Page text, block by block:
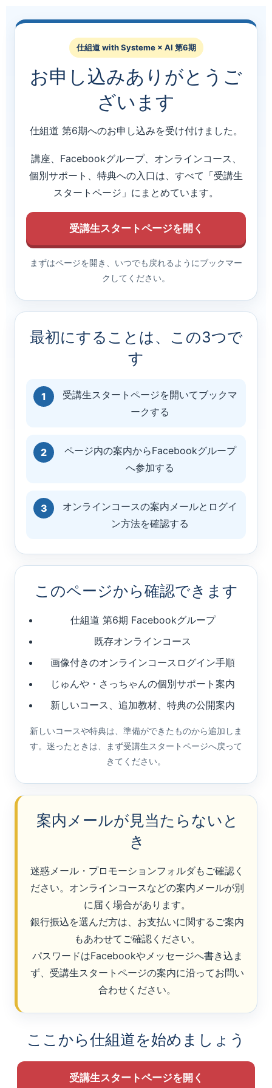
仕組道 with Systeme × AI 第6期
お申し込みありがとうご
ざいます
仕組道 第6期へのお申し込みを受け付けました。
講座、Facebookグループ、オンラインコース、
個別サポート、特典への入口は、すべて「受講生
スタートページ」にまとめています。
受講生スタートページを開く
まずはページを開き、いつでも戻れるようにブックマー
クしてください。
最初にすることは、この3つで
す
受講生スタートページを開いてブックマ
ークする
ページ内の案内からFacebookグループ
へ参加する
オンラインコースの案内メールとログイ
ン方法を確認する
このページから確認できます
仕組道 第6期 Facebookグループ
既存オンラインコース
画像付きのオンラインコースログイン手順
じゅんや・さっちゃんの個別サポート案内
新しいコース、追加教材、特典の公開案内
新しいコースや特典は、準備ができたものから追加しま
す。迷ったときは、まず受講生スタートページへ戻って
きてください。
案内メールが見当たらないと
き
迷惑メール・プロモーションフォルダもご確認く
ださい。オンラインコースなどの案内メールが別
に届く場合があります。
銀行振込を選んだ方は、お支払いに関するご案内
もあわせてご確認ください。
パスワードはFacebookやメッセージへ書き込ま
ず、受講生スタートページの案内に沿ってお問い
合わせください。
ここから仕組道を始めましょう
受講生スタートページを開く